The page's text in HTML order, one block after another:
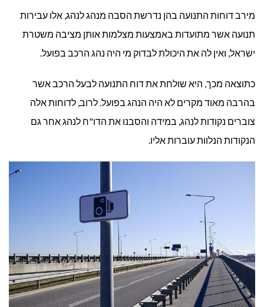
תנועה
איך
מירב דוחות התנועה בהן נדרשת הסבה מנהג לנהג, אלו עבירות
תנועה אשר מתועדות באמצעות מצלמות אותן מציבה משטרת
ישראל, ואין לה את היכולת לבדוק מי היה נהג הרכב בפועל.
כתוצאה מכך, היא שולחת את דוח התנועה לבעל הרכב אשר
בהרבה מאוד מקרים לא היה הנהג בפועל. לרוב, לדוחות אלה
צוברים נקודות לנהג, במידה והסבנו את הדו"ח לנהג אחר גם
הנקודות הנלוות עוברות אליו.